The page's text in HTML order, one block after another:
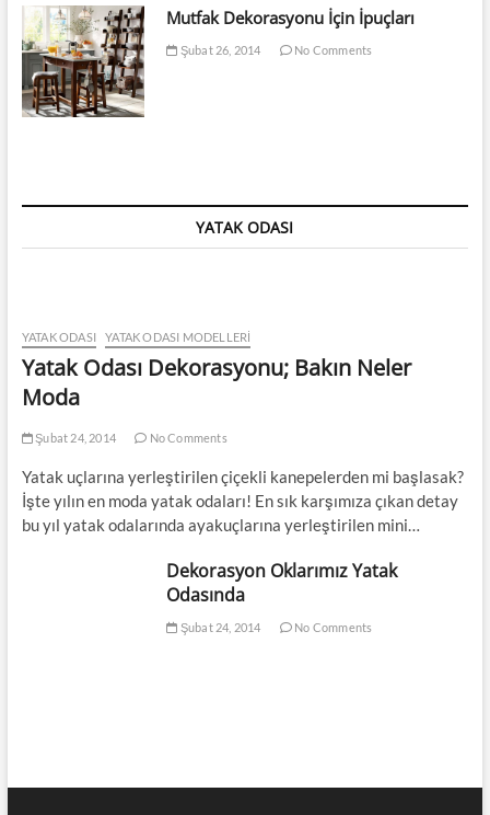
Mutfak Dekorasyonu İçin İpuçları
Şubat 26, 2014 No Comments
YATAK ODASI
YATAK ODASI YATAK ODASI MODELLERI
Yatak Odası Dekorasyonu; Bakın Neler
Moda
Şubat 24, 2014 No Comments
Yatak uçlarına yerleştirilen çiçekli kanepelerden mi başlasak?
İşte yılın en moda yatak odaları! En sık karşımıza çıkan detay
bu yıl yatak odalarında ayakuçlarına yerleştirilen mini…
Dekorasyon Oklarımız Yatak
Odasında
Şubat 24, 2014 No Comments